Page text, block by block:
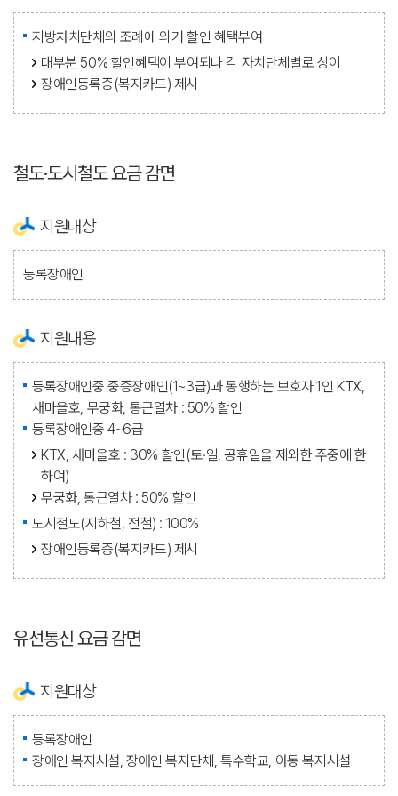
지방차치단체의 조례에 의거 할인 혜택부여
대부분 50% 할인혜택이 부여되나 각 자치단체별로 상이
장애인등록증(복지카드) 제시
철도·도시철도 요금 감면
지원대상
등록장애인
지원내용
등록장애인중 중증장애인(1~3급)과 동행하는 보호자 1인 KTX,
새마을호, 무궁화, 통근열차 : 50% 할인
등록장애인중 4~6급
KTX, 새마을호 : 30% 할인(토·일, 공휴일을 제외한 주중에 한
하여)
무궁화, 통근열차 : 50% 할인
도시철도(지하철, 전철) : 100%
장애인등록증(복지카드) 제시
유선통신 요금 감면
지원대상
등록장애인
장애인 복지시설, 장애인 복지단체, 특수학교, 아동 복지시설